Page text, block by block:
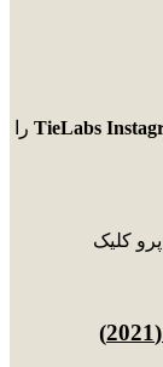
TieLabs را
کلیک